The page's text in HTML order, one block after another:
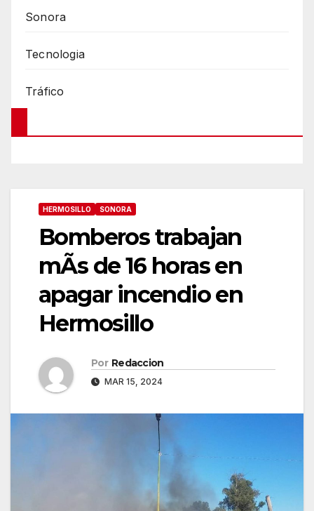
Sonora
Tecnologia
Tráfico
HERMOSILLO SONORA
Bomberos trabajan
mÃs de 16 horas en
apagar incendio en
Hermosillo
Por Redaccion
MAR 15, 2024